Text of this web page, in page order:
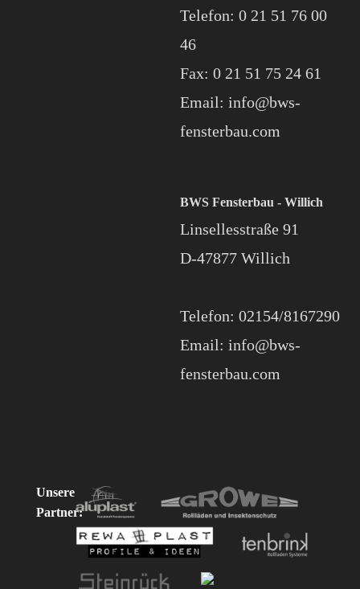
Telefon: 0 21 51 76 00
46
Fax: 0 21 51 75 24 61
Email: info@bws-
fensterbau.com
BWS Fensterbau - Willich
Linsellesstraße 91
D-47877 Willich
Telefon: 02154/8167290
Email: info@bws-
fensterbau.com
Unsere
Partner: